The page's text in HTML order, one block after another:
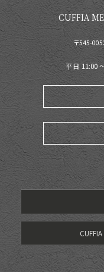
CUFFIA
〒545-
平日 11:00